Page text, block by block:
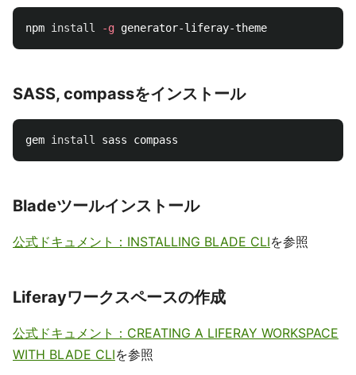
npm install -g
SASS, compassをインストール
gem install
Bladeツールインストール
公式ドキュメント：INSTALLING BLADE CLIを参照
Liferayワークスペースの作成
公式ドキュメント：CREATING A LIFERAY WORKSPACE
WITH BLADE CLIを参照